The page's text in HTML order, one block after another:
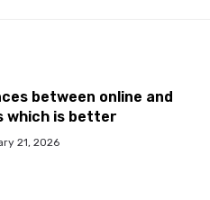
between online and
which is better
21, 2026